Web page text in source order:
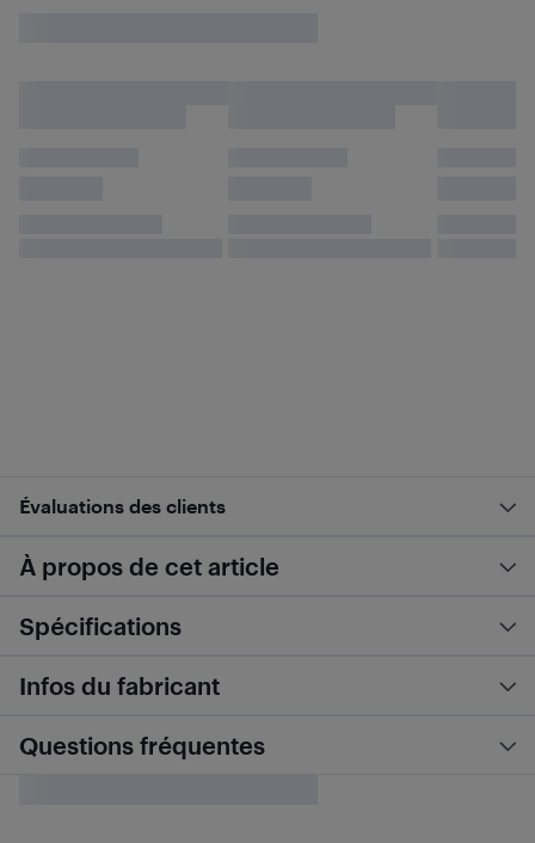
Évaluations des clients
À propos de cet article
Spécifications
Infos du fabricant
Questions fréquentes